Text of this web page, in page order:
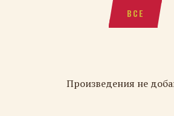
ВСЕ
Произведения не